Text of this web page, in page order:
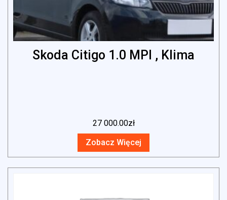
Skoda Citigo 1.0 MPI , Klima
27 000.00zł
Zobacz Więcej